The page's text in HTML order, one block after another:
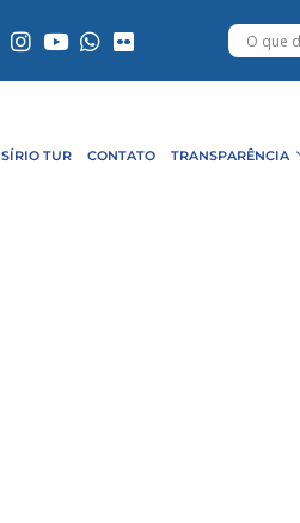
SÍRIO TUR CONTATO TRANSPARÊNCIA